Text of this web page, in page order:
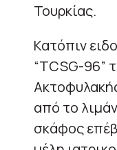
Τουρκίας.
Κατόπιν
“TCSG-96”
από το
σκάφος